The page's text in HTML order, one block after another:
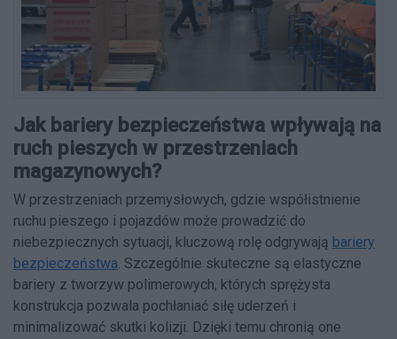
Jak bariery bezpieczeństwa wpływają na
ruch pieszych w przestrzeniach
magazynowych?
W przestrzeniach przemysłowych, gdzie współistnienie
ruchu pieszego i pojazdów może prowadzić do
niebezpiecznych sytuacji, kluczową rolę odgrywają bariery
bezpieczeństwa . Szczególnie skuteczne są elastyczne
bariery z tworzyw polimerowych, których sprężysta
konstrukcja pozwala pochłaniać siłę uderzeń i
minimalizować skutki kolizji. Dzięki temu chronią one